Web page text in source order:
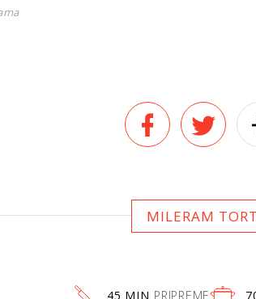
MILERAM
45 MIN PRIPREME